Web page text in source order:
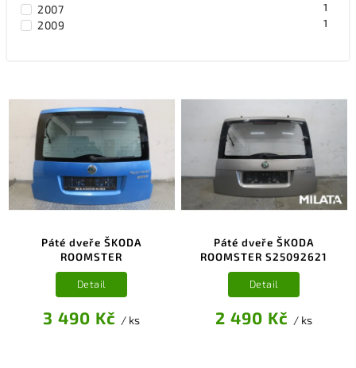
2007 1
2009 1
Páté dveře ŠKODA
ROOMSTER
3 490 Kč / ks
Detail
Páté dveře ŠKODA
ROOMSTER S25092621
2 490 Kč / ks
Detail